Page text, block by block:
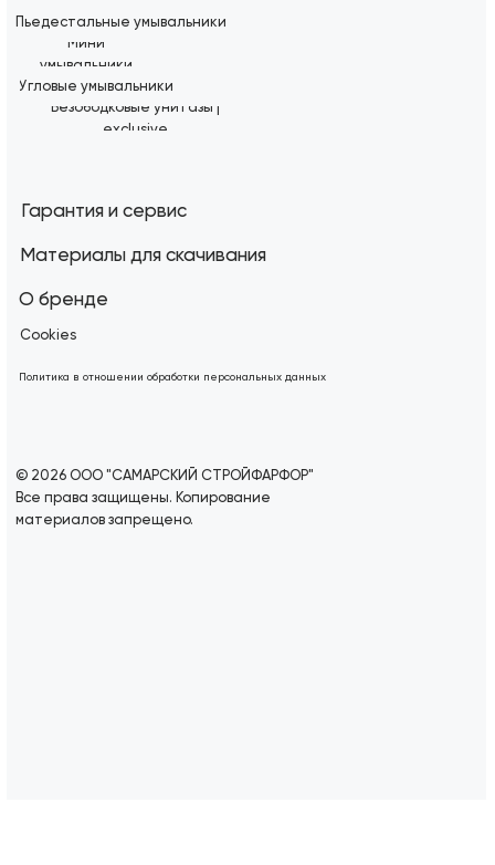
Безободковые унитазы |
exclusive
Пьедестальные умывальники
Мини
умывальники
Угловые умывальники
© 2026 ООО "САМАРСКИЙ СТРОЙФАРФОР"
Все права защищены. Копирование
материалов запрещено.
Политика в отношении обработки персональных данных
Гарантия и сервис
Материалы для скачивания
О бренде
Cookies